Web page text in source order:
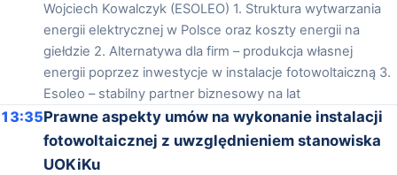
Wojciech Kowalczyk (ESOLEO) 1. Struktura wytwarzania
energii elektrycznej w Polsce oraz koszty energii na
giełdzie 2. Alternatywa dla firm – produkcja własnej
energii poprzez inwestycje w instalacje fotowoltaiczną 3.
Esoleo – stabilny partner biznesowy na lat
13:35Prawne aspekty umów na wykonanie instalacji
fotowoltaicznej z uwzględnieniem stanowiska
UOKiKu